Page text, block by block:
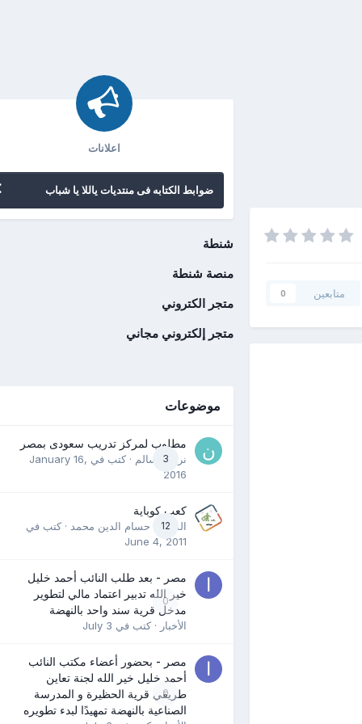
متابعين 0
اعلانات
ضوابط الكتابه فى منتديات ياللا يا شباب
شنطة
منصة شنطة
متجر الكتروني
متجر إلكتروني مجاني
موضوعات
3
مطلوب لمركز تدريب سعودى بمصر
نرمين سالم · كتب في January 16,
2016
12
كعب كوباية
المدرب حسام الدين محمد · كتب في
June 4, 2011
0
مصر - بعد طلب النائب أحمد خليل
خير الله تدبير اعتماد مالي لتطوير
مدخل قرية سند واحد بالنهضة
الأخبار · كتب في July 3
0
مصر - بحضور أعضاء مكتب النائب
أحمد خليل خير الله لجنة تعاين
طريقي قرية الحظيرة و المدرسة
الصناعية بالنهضة تمهيدًا لبدء تطويره